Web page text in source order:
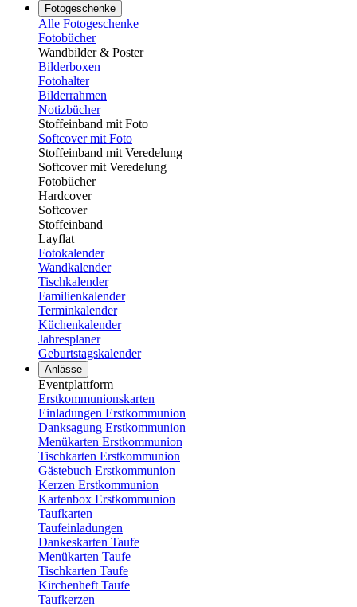
Fotogeschenke
Alle Fotogeschenke
Fotobücher
Wandbilder & Poster
Bilderboxen
Fotohalter
Bilderrahmen
Notizbücher
Stoffeinband mit Foto
Softcover mit Foto
Stoffeinband mit Veredelung
Softcover mit Veredelung
Fotobücher
Hardcover
Softcover
Stoffeinband
Layflat
Fotokalender
Wandkalender
Tischkalender
Familienkalender
Terminkalender
Küchenkalender
Jahresplaner
Geburtstagskalender
Anlässe
Eventplattform
Erstkommunionskarten
Einladungen Erstkommunion
Danksagung Erstkommunion
Menükarten Erstkommunion
Tischkarten Erstkommunion
Gästebuch Erstkommunion
Kerzen Erstkommunion
Kartenbox Erstkommunion
Taufkarten
Taufeinladungen
Dankeskarten Taufe
Menükarten Taufe
Tischkarten Taufe
Kirchenheft Taufe
Taufkerzen